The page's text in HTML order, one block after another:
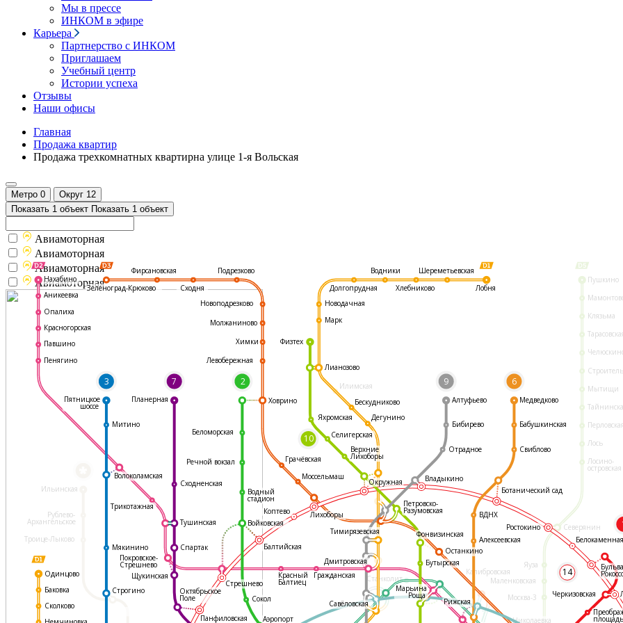
Мы в прессе
ИНКОМ в эфире
Карьера
Партнерство с ИНКОМ
Приглашаем
Учебный центр
Истории успеха
Отзывы
Наши офисы
Главная
Продажа квартир
Продажа трехкомнатных квартирна улице 1-я Вольская
Метро 0 Округ 12
Показать 1 объект Показать 1 объект
Илимская
Пушкино
Клязьма
Мытищи
Лось
Лосино-
островская
Северянин
Яуза
Маленковская
Москва-3
Николаевка
Ильинская
Рублево-
Архангельское
Троице-Лыково
Калибровская
Станколит
3 7
14
2 9 6
10
Фирсановская
Сходня
Подрезково
Новоподрезково
Молжаниново
Химки
Левобережная
Ховрино
Грачёвская
Моссельмаш
Останкино
Медведково
Бабушкинская
Свиблово
ВДНХ
Алексеевская
Рижская
Аэропорт
Сокол
Красный
Балтиец
Гражданская
Дмитровская
Коптево Лихоборы
Балтийская
Войковская
Водный
стадион
Сходненская
Трикотажная
Волоколамская
Тушинская
Мякинино
Строгино
Митино
Нахабино
Аникеевка
Опалиха
Красногорская
Павшино
Пенягино
Одинцово
Баковка
Сколково
Пятницкое
шоссе
Планерная
Спартак
Стрешнево
Щукинская
Октябрьское
Поле
Панфиловская
Окружная
Дегунино
Бескудниково
Верхние
Лихоборы
Селигерская
Физтех
Яхромская
Марк
Лианозово
Новодачная
Речной вокзал
Беломорская
Долгопрудная
Водники
Хлебниково
Шереметьевская
Лобня
Тимирязевская
Марьина
Роща
Савёловская
Фонвизинская
Бутырская
Петровско-
Разумовская
Покровское-
Стрешнево
Бибирево
Отрадное
Владыкино
Ботанический сад
Алтуфьево
Ростокино
Черкизовская
площадь
Зеленоград-Крюково
Авиамоторная
Авиамоторная
Авиамоторная
Авиамоторная